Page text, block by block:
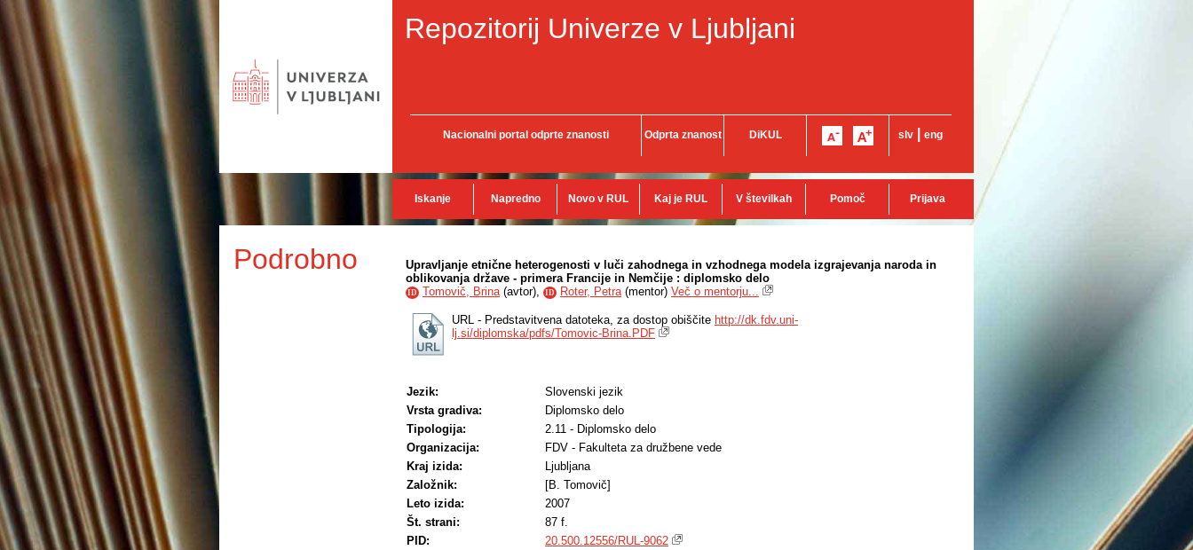
Repozitorij Univerze v Ljubljani
Nacionalni portal odprte znanosti Odprta znanost DiKUL slv eng
Iskanje Napredno Novo v RUL Kaj je RUL V številkah Pomoč Prijava
Podrobno
Upravljanje etnične heterogenosti v luči zahodnega in vzhodnega modela izgrajevanja naroda in
oblikovanja države - primera Francije in Nemčije : diplomsko delo
ID Tomovič, Brina(avtor), ID Roter, Petra(mentor) Več o mentorju...
URL - Predstavitvena datoteka, za dostop obiščite http://dk.fdv.uni-
lj.si/diplomska/pdfs/Tomovic-Brina.PDF
Jezik:
Slovenski jezik
Vrsta gradiva:
Diplomsko delo
Tipologija:
2.11 - Diplomsko delo
Organizacija:
FDV - Fakulteta za družbene vede
Kraj izida:
Ljubljana
Založnik:
[B. Tomovič]
Leto izida:
2007
Št. strani:
87 f.
PID:
20.500.12556/RUL-9062